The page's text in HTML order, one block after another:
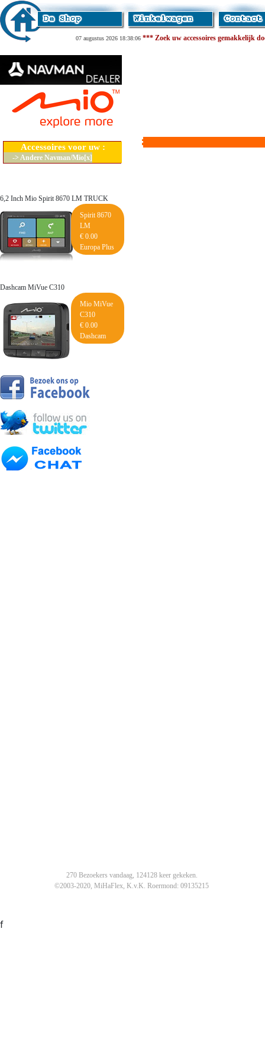
07 augustus 2026 18:38:06 *** Zoek uw accessoires gemakkelijk
Accessoires voor uw :
-> Andere Navman/Mio[x]
6,2 Inch Mio Spirit 8670 LM TRUCK
Spirit 8670
LM
€ 0.00
Europa Plus
Dashcam MiVue C310
Mio MiVue
C310
€ 0.00
Dashcam
270 Bezoekers vandaag, 124128 keer gekeken.
©2003-2020, MiHaFlex, K.v.K. Roermond: 09135215
f